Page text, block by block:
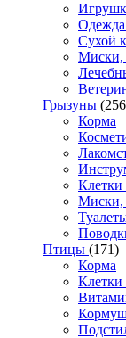
Одежда
Сухой
Миски,
Грызуны
Корма
Клетки
Миски,
Птицы (171)
Корма
Клетки